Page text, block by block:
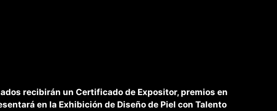
recibirán un Certificado de Expositor, premios en
en la Exhibición de Diseño de Piel con Talento